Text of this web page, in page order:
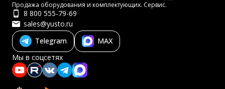
Продажа оборудования и комплектующих. Сервис.
8 800 555-79-69
sales@yusto.ru
Telegram
MAX
Мы в соцсетях